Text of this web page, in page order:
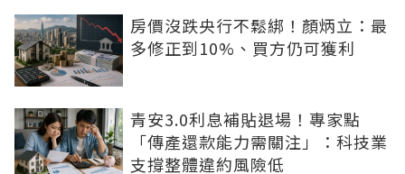
房價沒跌央行不鬆綁！顏炳立：最
多修正到10%、買方仍可獲利
青安3.0利息補貼退場！專家點
「傳產還款能力需關注」：科技業
支撐整體違約風險低